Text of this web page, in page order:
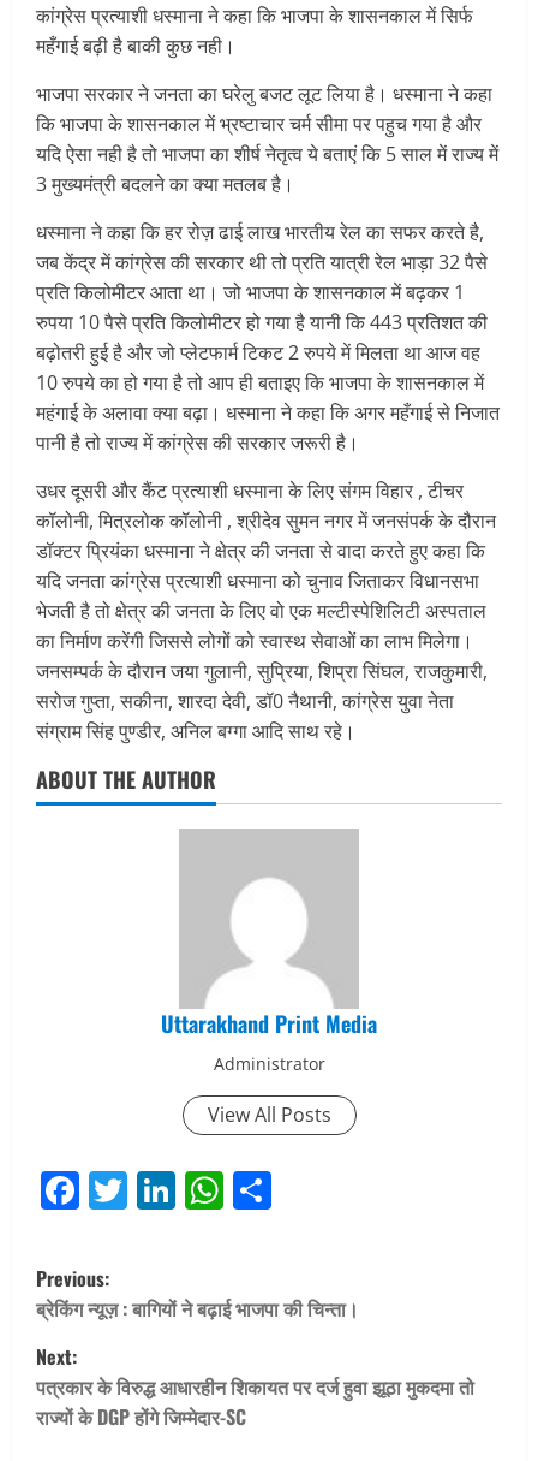
कांग्रेस प्रत्याशी धस्माना ने कहा कि भाजपा के शासनकाल में सिर्फ
महँगाई बढ़ी है बाकी कुछ नही।
भाजपा सरकार ने जनता का घरेलु बजट लूट लिया है। धस्माना ने कहा
कि भाजपा के शासनकाल में भ्रष्टाचार चर्म सीमा पर पहुच गया है और
यदि ऐसा नही है तो भाजपा का शीर्ष नेतृत्व ये बताएं कि 5 साल में राज्य में
3 मुख्यमंत्री बदलने का क्या मतलब है।
धस्माना ने कहा कि हर रोज़ ढाई लाख भारतीय रेल का सफर करते है,
जब केंद्र में कांग्रेस की सरकार थी तो प्रति यात्री रेल भाड़ा 32 पैसे
प्रति किलोमीटर आता था। जो भाजपा के शासनकाल में बढ़कर 1
रुपया 10 पैसे प्रति किलोमीटर हो गया है यानी कि 443 प्रतिशत की
बढ़ोतरी हुई है और जो प्लेटफार्म टिकट 2 रुपये में मिलता था आज वह
10 रुपये का हो गया है तो आप ही बताइए कि भाजपा के शासनकाल में
महंगाई के अलावा क्या बढ़ा। धस्माना ने कहा कि अगर महँगाई से निजात
पानी है तो राज्य में कांग्रेस की सरकार जरूरी है।
उधर दूसरी और कैंट प्रत्याशी धस्माना के लिए संगम विहार , टीचर
कॉलोनी, मित्रलोक कॉलोनी , श्रीदेव सुमन नगर में जनसंपर्क के दौरान
डॉक्टर प्रियंका धस्माना ने क्षेत्र की जनता से वादा करते हुए कहा कि
यदि जनता कांग्रेस प्रत्याशी धस्माना को चुनाव जिताकर विधानसभा
भेजती है तो क्षेत्र की जनता के लिए वो एक मल्टीस्पेशिलिटी अस्पताल
का निर्माण करेंगी जिससे लोगों को स्वास्थ सेवाओं का लाभ मिलेगा।
जनसम्पर्क के दौरान जया गुलानी, सुप्रिया, शिप्रा सिंघल, राजकुमारी,
सरोज गुप्ता, सकीना, शारदा देवी, डॉ0 नैथानी, कांग्रेस युवा नेता
संग्राम सिंह पुण्डीर, अनिल बग्गा आदि साथ रहे।
ABOUT THE AUTHOR
Uttarakhand Print Media
Administrator
View All Posts
Facebook
Twitter
LinkedIn
WhatsApp
P
o
s
t
Previous:
ब्रेकिंग न्यूज़ : बागियों ने बढ़ाई भाजपा की चिन्ता।
Next:
पत्रकार के विरुद्ध आधारहीन शिकायत पर दर्ज हुवा झूठा मुकदमा तो
राज्यों के DGP होंगे जिम्मेदार-SC